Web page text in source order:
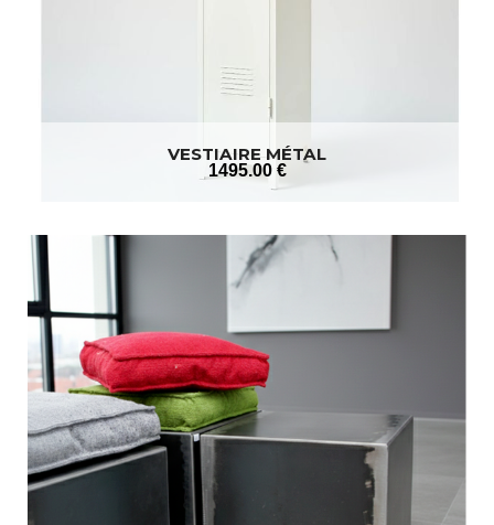
VESTIAIRE MÉTAL
1495.00 €